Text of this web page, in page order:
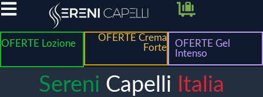
OFERTE Lozione
OFERTE Crema
Forte
OFERTE Gel
Intenso
Sereni Capelli Italia